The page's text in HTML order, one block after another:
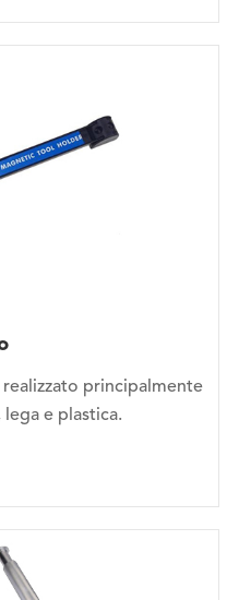
principalmente
e plastica.